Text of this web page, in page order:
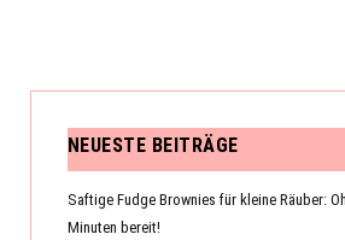
NEUESTE BEITRÄGE
Saftige Fudge Brownies für kleine Räuber:
Minuten bereit!